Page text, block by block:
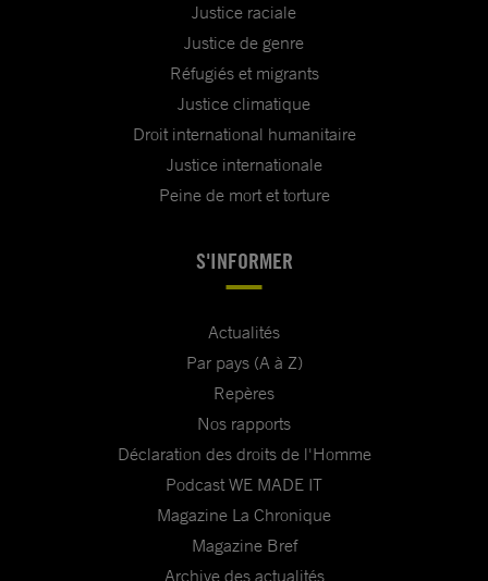
Justice raciale
Justice de genre
Réfugiés et migrants
Justice climatique
Droit international humanitaire
Justice internationale
Peine de mort et torture
S'INFORMER
Actualités
Par pays (A à Z)
Repères
Nos rapports
Déclaration des droits de l'Homme
Podcast WE MADE IT
Magazine La Chronique
Magazine Bref
Archive des actualités